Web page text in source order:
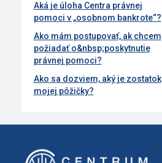
Aká je úloha Centra právnej
pomoci v „osobnom bankrote“?
Ako mám postupovať, ak chcem
požiadať o&nbsp;poskytnutie
právnej pomoci?
Ako sa dozviem, aký je zostatok
mojej pôžičky?